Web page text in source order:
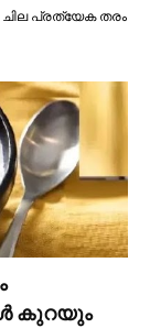
പ്രത്യേക തരം
കുറയും